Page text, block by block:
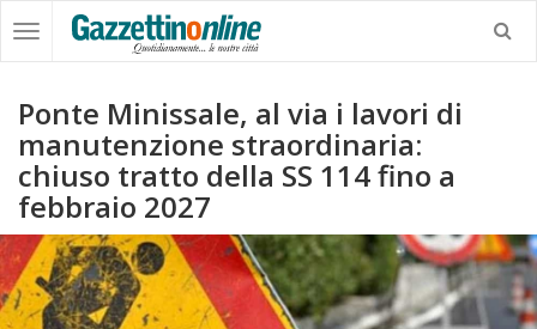
Ponte Minissale, al via i lavori di
manutenzione straordinaria:
chiuso tratto della SS 114 fino a
febbraio 2027